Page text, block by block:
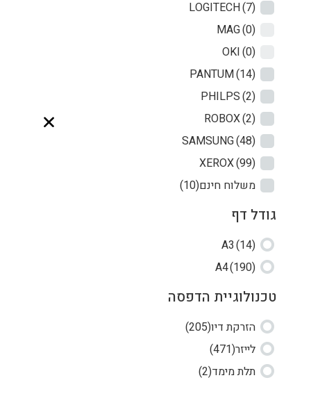
LOGITECH(7)
MAG(0)
OKI(0)
PANTUM(14)
PHILPS(2)
ROBOX(2)
SAMSUNG(48)
XEROX(99)
משלוח חינם(10)
גודל דף
A3(14)
A4(190)
טכנולוגיית הדפסה
הזרקת דיו(205)
לייזר(471)
תלת מימד(2)